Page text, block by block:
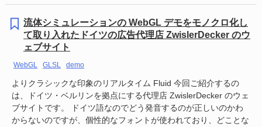
流体シミュレーションの WebGL デモをモノクロ化し
て取り入れたドイツの広告代理店 ZwislerDecker のウ
ェブサイト
WebGL GLSL demo
よりクラシックな印象のリアルタイム Fluid 今回ご紹介するの
は、ドイツ・ベルリンを拠点にする代理店 ZwislerDecker のウェ
ブサイトです。 ドイツ語なのでどう発音するのが正しいのかわ
からないのですが、個性的なフォントが使われており、どことな